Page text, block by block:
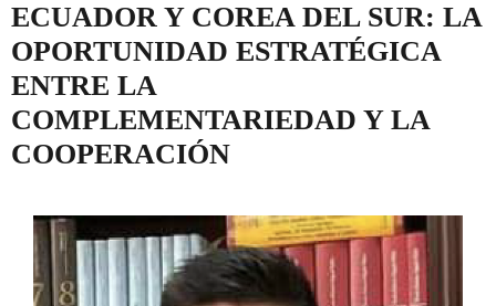
ECUADOR Y COREA DEL SUR: LA
OPORTUNIDAD ESTRATÉGICA
ENTRE LA
COMPLEMENTARIEDAD Y LA
COOPERACIÓN